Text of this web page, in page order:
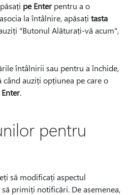
pe Enterpentru a o
la întâlnire, apăsați tasta
"Butonul Alăturați-vă acum",
întâlnirii sau pentru a închide,
auziți opțiunea pe care o
Enter.
pentru
să modificați aspectul
primiți notificări. De asemenea,